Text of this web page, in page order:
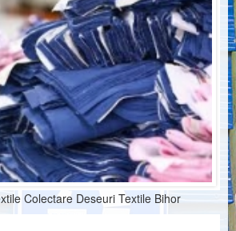
Colectare Deseuri Textile Bihor